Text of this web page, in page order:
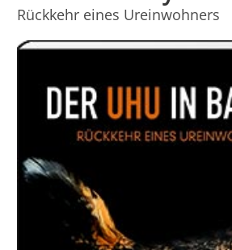
Rückkehr eines Ureinwohners